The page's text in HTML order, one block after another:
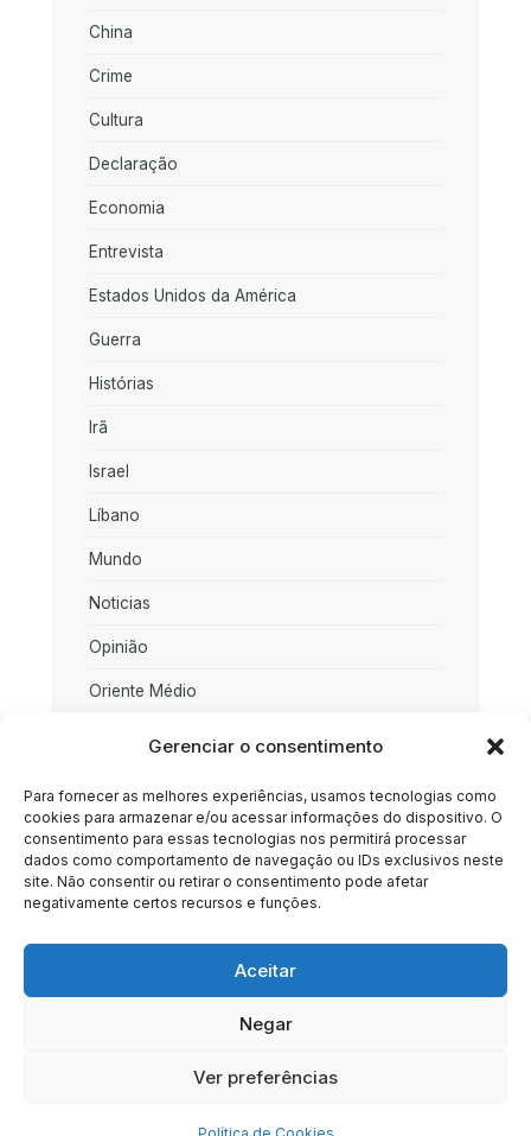
Gerenciar o consentimento
Para fornecer as melhores experiências, usamos tecnologias como
cookies para armazenar e/ou acessar informações do dispositivo. O
consentimento para essas tecnologias nos permitirá processar
dados como comportamento de navegação ou IDs exclusivos neste
site. Não consentir ou retirar o consentimento pode afetar
negativamente certos recursos e funções.
Aceitar
Negar
Ver preferências
China
Crime
Cultura
Declaração
Economia
Entrevista
Estados Unidos da América
Guerra
Histórias
Irã
Israel
Líbano
Mundo
Noticias
Opinião
Oriente Médio
Rússia
Sociedade
Uncategorized
SOBRE BRASIL
Copyright © 2020 - 2023 | Arresala Noticias™